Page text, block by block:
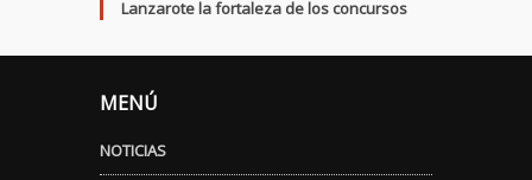
Lanzarote la fortaleza de los concursos
MENÚ
NOTICIAS